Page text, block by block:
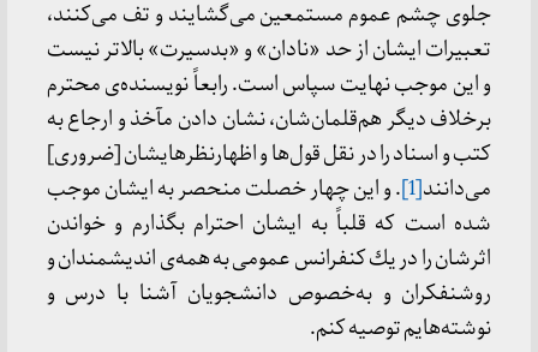
جلوی چشم عموم مستمعین می‌گشایند و تف می‌كنند،
تعبیرات ایشان از حد «نادان» و «بدسیرت» بالاتر نیست
و این موجب نهایت سپاس است. رابعاً نویسنده‌ی محترم
برخلاف دیگر هم‌قلمان‌شان، نشان دادن مآخذ و ارجاع به
كتب و اسناد را در نقل قول‌ها و اظهارنظرهایشان [ضروری]
می‌دانند[1] . و این چهار خصلت منحصر به ایشان موجب
شده است كه قلباً به ایشان احترام بگذارم و خواندن
اثرشان را در یك كنفرانس عمومی به همه‌ی اندیشمندان و
روشنفكران و به‌خصوص دانشجویان آشنا با درس و
نوشته‌هایم توصیه كنم.